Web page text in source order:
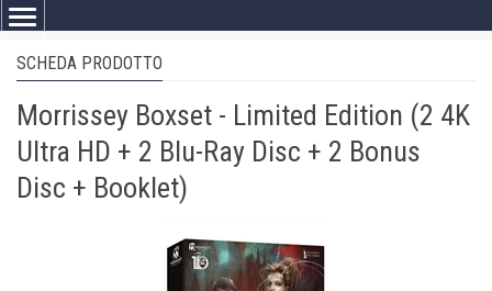
Toggle
SCHEDA PRODOTTO
Morrissey Boxset - Limited Edition (2 4K
Ultra HD + 2 Blu-Ray Disc + 2 Bonus
Disc + Booklet)